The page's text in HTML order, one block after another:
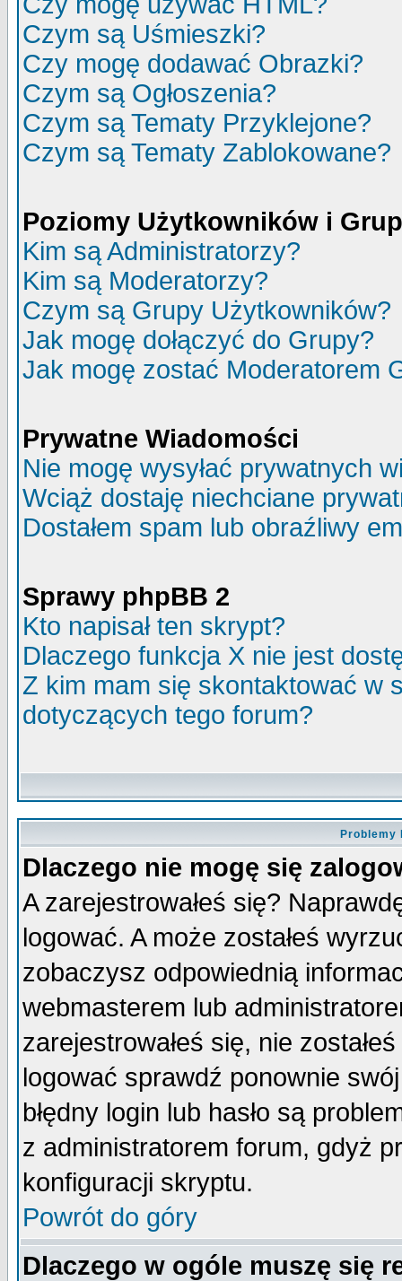
Czym są Uśmieszki?
Czy mogę dodawać Obrazki?
Czym są Ogłoszenia?
Czym są Tematy Przyklejone?
Czym są Tematy Zablokowane?
Poziomy Użytkowników i
Kim są Administratorzy?
Kim są Moderatorzy?
Czym są Grupy Użytkowników?
Jak mogę dołączyć do Grupy?
Jak mogę zostać Moderatorem
Prywatne Wiadomości
Nie mogę wysyłać prywatnych
Wciąż dostaję niechciane
Dostałem spam lub obraźliwy
Sprawy phpBB 2
Kto napisał ten skrypt?
Dlaczego funkcja X nie jest
Z kim mam się skontaktować w
dotyczących tego forum?
Problemy
Dlaczego nie mogę się
A zarejestrowałeś się?
logować. A może zostałeś
zobaczysz odpowiednią
webmasterem lub
zarejestrowałeś się, nie
logować sprawdź ponownie
błędny login lub hasło są
z administratorem forum, gdyż
konfiguracji skryptu.
Powrót do góry
Dlaczego w ogóle muszę się